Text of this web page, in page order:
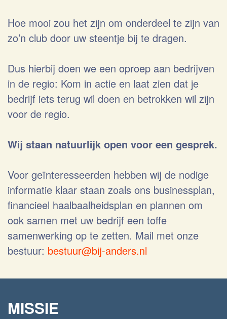
Hoe mooi zou het zijn om onderdeel te zijn van
zo’n club door uw steentje bij te dragen.
Dus hierbij doen we een oproep aan bedrijven
in de regio: Kom in actie en laat zien dat je
bedrijf iets terug wil doen en betrokken wil zijn
voor de regio.
Wij staan natuurlijk open voor een gesprek.
Voor geïnteresseerden hebben wij de nodige
informatie klaar staan zoals ons businessplan,
financieel haalbaalheidsplan en plannen om
ook samen met uw bedrijf een toffe
samenwerking op te zetten. Mail met onze
bestuur: bestuur@bij-anders.nl
MISSIE